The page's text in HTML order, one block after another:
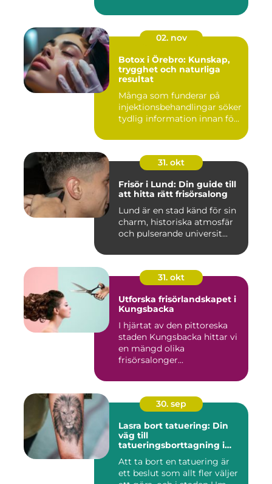
02. nov
Botox i Örebro: Kunskap,
trygghet och naturliga
resultat
Många som funderar på
injektionsbehandlingar söker
tydlig information innan fö...
31. okt
Frisör i Lund: Din guide till
att hitta rätt frisörsalong
Lund är en stad känd för sin
charm, historiska atmosfär
och pulserande universit...
31. okt
Utforska frisörlandskapet i
Kungsbacka
I hjärtat av den pittoreska
staden Kungsbacka hittar vi
en mängd olika
frisörsalonger...
30. sep
Lasra bort tatuering: Din
väg till
tatueringsborttagning i
Att ta bort en tatuering är
ett beslut som allt fler väljer